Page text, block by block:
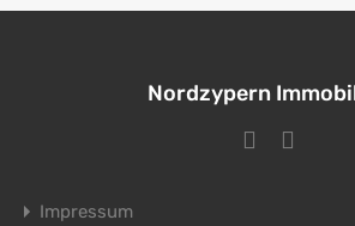
Nordzypern
Impressum